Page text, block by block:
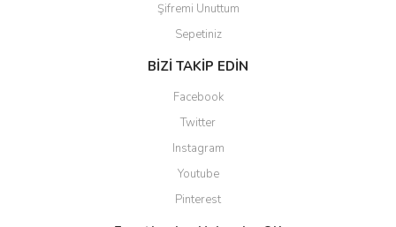
Şifremi Unuttum
Sepetiniz
BİZİ TAKİP EDİN
Facebook
Twitter
Instagram
Youtube
Pinterest